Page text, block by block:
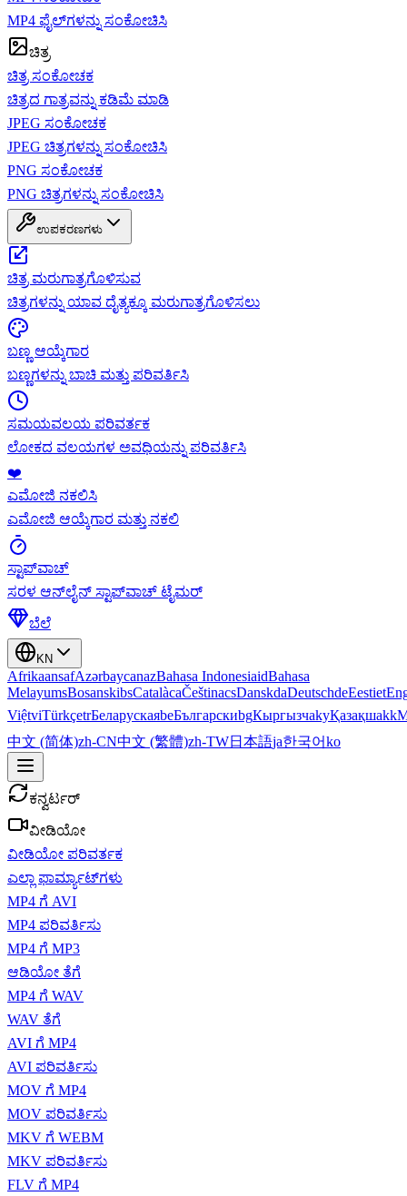
MP4 ಫೈಲ್‌ಗಳನ್ನು ಸಂಕೋಚಿಸಿ
ಚಿತ್ರ
ಚಿತ್ರ ಸಂಕೋಚಕ
ಚಿತ್ರದ ಗಾತ್ರವನ್ನು ಕಡಿಮೆ ಮಾಡಿ
JPEG ಸಂಕೋಚಕ
JPEG ಚಿತ್ರಗಳನ್ನು ಸಂಕೋಚಿಸಿ
PNG ಸಂಕೋಚಕ
PNG ಚಿತ್ರಗಳನ್ನು ಸಂಕೋಚಿಸಿ
ಉಪಕರಣಗಳು
ಚಿತ್ರ ಮರುಗಾತ್ರಗೊಳಿಸುವ
ಚಿತ್ರಗಳನ್ನು ಯಾವ ದೈತ್ಯಕ್ಕೂ ಮರುಗಾತ್ರಗೊಳಿಸಲು
ಬಣ್ಣ ಆಯ್ಕೆಗಾರ
ಬಣ್ಣಗಳನ್ನು ಬಾಚಿ ಮತ್ತು ಪರಿವರ್ತಿಸಿ
ಸಮಯವಲಯ ಪರಿವರ್ತಕ
ಲೋಕದ ವಲಯಗಳ ಅವಧಿಯನ್ನು ಪರಿವರ್ತಿಸಿ
❤️
ಎಮೋಜಿ ನಕಲಿಸಿ
ಎಮೋಜಿ ಆಯ್ಕೆಗಾರ ಮತ್ತು ನಕಲಿ
ಸ್ಟಾಪ್‌ವಾಚ್
ಸರಳ ಆನ್‌ಲೈನ್ ಸ್ಟಾಪ್‌ವಾಚ್ ಟೈಮರ್
ಬೆಲೆ
KN
AfrikaansafAzərbaycanazBahasa IndonesiaidBahasa
MelayumsBosanskibsCatalàcaČeštinacsDanskdaDeutschdeEestiet
ViệtviTürkçetrБеларускаяbeБългарскиbgКыргызчаkyҚазақшаkk
中文 (简体)zh-CN中文 (繁體)zh-TW日本語ja한국어ko
ಕನ್ವರ್ಟರ್
ವೀಡಿಯೋ
ವೀಡಿಯೋ ಪರಿವರ್ತಕ
ಎಲ್ಲಾ ಫಾರ್ಮ್ಯಾಟ್‌ಗಳು
MP4 ಗೆ AVI
MP4 ಪರಿವರ್ತಿಸು
MP4 ಗೆ MP3
ಆಡಿಯೋ ತೆಗೆ
MP4 ಗೆ WAV
WAV ತೆಗೆ
AVI ಗೆ MP4
AVI ಪರಿವರ್ತಿಸು
MOV ಗೆ MP4
MOV ಪರಿವರ್ತಿಸು
MKV ಗೆ WEBM
MKV ಪರಿವರ್ತಿಸು
FLV ಗೆ MP4